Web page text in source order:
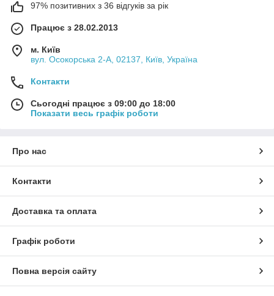
97% позитивних з 36 відгуків за рік
Працює з 28.02.2013
м. Київ
вул. Осокорська 2-А, 02137, Київ, Україна
Контакти
Сьогодні працює з 09:00 до 18:00
Показати весь графік роботи
Про нас
Контакти
Доставка та оплата
Графік роботи
Повна версія сайту